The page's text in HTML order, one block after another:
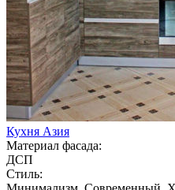
Кухня Азия
Материал фасада:
ДСП
Стиль: